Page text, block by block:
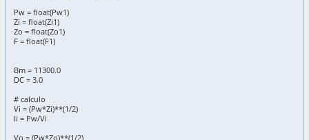
Pw = float(Pw1)
Zi = float(Zi1)
Zo = float(Zo1)
F = float(F1)
Bm = 11300.0
DC = 3.0
# calculo
Vi = (Pw*Zi)**(1/2)
Ii = Pw/Vi
Vo = (Pw*Zo)**(1/2)